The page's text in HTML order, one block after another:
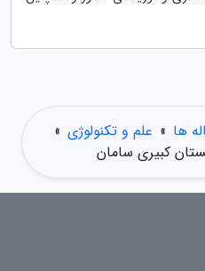
ها » علم و تکنولوژی »
کبیری سامان